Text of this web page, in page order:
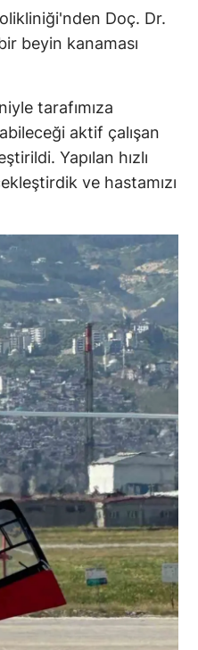
Doç. Dr.
beyin kanaması
tarafımıza
aktif çalışan
Yapılan hızlı
ve hastamızı